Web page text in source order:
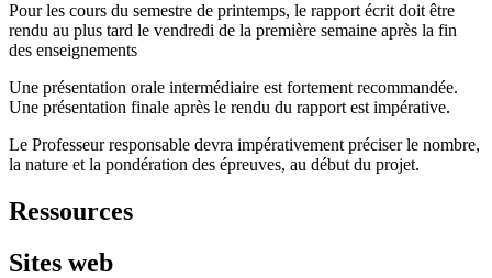
Pour les cours du semestre de printemps, le rapport écrit doit être
rendu au plus tard le vendredi de la première semaine après la fin
des enseignements
Une présentation orale intermédiaire est fortement recommandée.
Une présentation finale après le rendu du rapport est impérative.
Le Professeur responsable devra impérativement préciser le nombre,
la nature et la pondération des épreuves, au début du projet.
Ressources
Sites web